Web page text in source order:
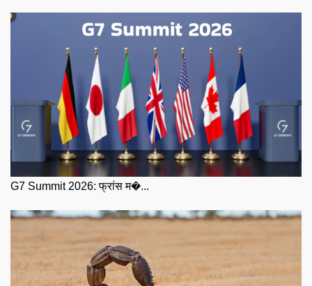
G7 Summit 2026: फ्रांस म�...